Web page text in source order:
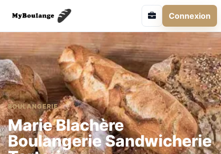
Connexion
BOULANGERIE
Marie Blachère
Boulangerie Sandwicherie